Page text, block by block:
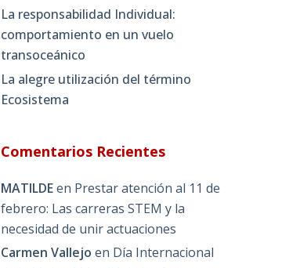
La responsabilidad Individual:
comportamiento en un vuelo
transoceánico
La alegre utilización del término
Ecosistema
Comentarios Recientes
MATILDEen Prestar atención al 11 de
febrero: Las carreras STEM y la
necesidad de unir actuaciones
Carmen Vallejo en Día Internacional